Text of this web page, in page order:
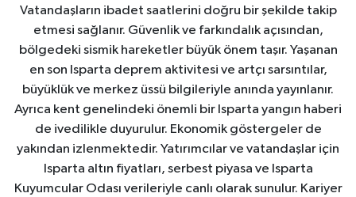
Vatandaşların ibadet saatlerini doğru bir şekilde takip
etmesi sağlanır. Güvenlik ve farkındalık açısından,
bölgedeki sismik hareketler büyük önem taşır. Yaşanan
en son Isparta deprem aktivitesi ve artçı sarsıntılar,
büyüklük ve merkez üssü bilgileriyle anında yayınlanır.
Ayrıca kent genelindeki önemli bir Isparta yangın haberi
de ivedilikle duyurulur. Ekonomik göstergeler de
yakından izlenmektedir. Yatırımcılar ve vatandaşlar için
Isparta altın fiyatları, serbest piyasa ve Isparta
Kuyumcular Odası verileriyle canlı olarak sunulur. Kariyer